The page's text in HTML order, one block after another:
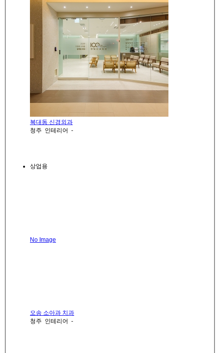
복대동 신경외과
청주 인테리어 -
상업용
No Image
오송 소아과 치과
청주 인테리어 -